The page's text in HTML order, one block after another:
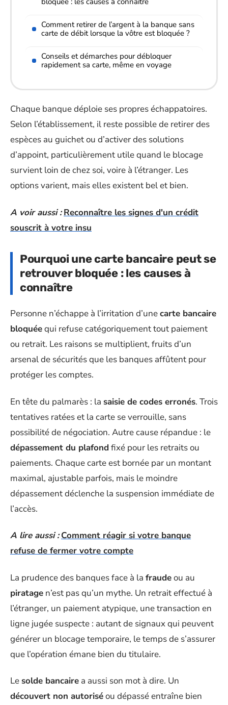
Comment retirer de l’argent à la banque sans
carte de débit lorsque la vôtre est bloquée ?
Conseils et démarches pour débloquer
rapidement sa carte, même en voyage
Chaque banque déploie ses propres échappatoires.
Selon l’établissement, il reste possible de retirer des
espèces au guichet ou d’activer des solutions
d’appoint, particulièrement utile quand le blocage
survient loin de chez soi, voire à l’étranger. Les
options varient, mais elles existent bel et bien.
A voir aussi : Reconnaître les signes d'un crédit
souscrit à votre insu
Pourquoi une carte bancaire peut se
retrouver bloquée : les causes à
connaître
Personne n’échappe à l’irritation d’unecarte bancaire
bloquéequi refuse catégoriquement tout paiement
ou retrait. Les raisons se multiplient, fruits d’un
arsenal de sécurités que les banques affûtent pour
protéger les comptes.
En tête du palmarès : la saisie de codes erronés. Trois
tentatives ratées et la carte se verrouille, sans
possibilité de négociation. Autre cause répandue : le
dépassement du plafond fixé pour les retraits ou
paiements. Chaque carte est bornée par un montant
maximal, ajustable parfois, mais le moindre
dépassement déclenche la suspension immédiate de
l’accès.
A lire aussi : Comment réagir si votre banque
refuse de fermer votre compte
La prudence des banques face à la fraudeou au
piratage n’est pas qu’un mythe. Un retrait effectué à
l’étranger, un paiement atypique, une transaction en
ligne jugée suspecte : autant de signaux qui peuvent
générer un blocage temporaire, le temps de s’assurer
que l’opération émane bien du titulaire.
Le solde bancaire a aussi son mot à dire. Un
découvert non autoriséou dépassé entraîne bien